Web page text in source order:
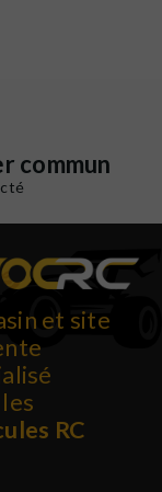
commun
et site
RC